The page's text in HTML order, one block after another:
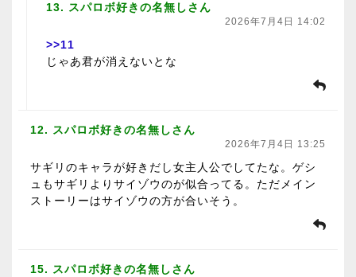
13. スパロボ好きの名無しさん
2026年7月4日 14:02
>>11
じゃあ君が消えないとな
12. スパロボ好きの名無しさん
2026年7月4日 13:25
サギリのキャラが好きだし女主人公でしてたな。ゲシ
ュもサギリよりサイゾウのが似合ってる。ただメイン
ストーリーはサイゾウの方が合いそう。
15. スパロボ好きの名無しさん